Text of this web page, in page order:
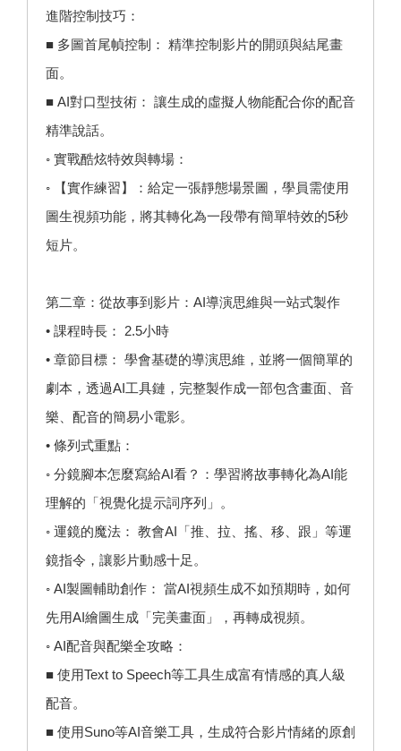
進階控制技巧：
■ 多圖首尾幀控制： 精準控制影片的開頭與結尾畫
面。
■ AI對口型技術： 讓生成的虛擬人物能配合你的配音
精準說話。
◦ 實戰酷炫特效與轉場：
◦ 【實作練習】：給定一張靜態場景圖，學員需使用
圖生視頻功能，將其轉化為一段帶有簡單特效的5秒
短片。
第二章：從故事到影片：AI導演思維與一站式製作
• 課程時長： 2.5小時
• 章節目標： 學會基礎的導演思維，並將一個簡單的
劇本，透過AI工具鏈，完整製作成一部包含畫面、音
樂、配音的簡易小電影。
• 條列式重點：
◦ 分鏡腳本怎麼寫給AI看？：學習將故事轉化為AI能
理解的「視覺化提示詞序列」。
◦ 運鏡的魔法： 教會AI「推、拉、搖、移、跟」等運
鏡指令，讓影片動感十足。
◦ AI製圖輔助創作： 當AI視頻生成不如預期時，如何
先用AI繪圖生成「完美畫面」，再轉成視頻。
◦ AI配音與配樂全攻略：
■ 使用Text to Speech等工具生成富有情感的真人級
配音。
■ 使用Suno等AI音樂工具，生成符合影片情緒的原創